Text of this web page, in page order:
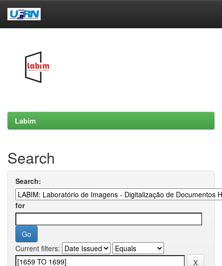
Labim
Search
Search:
for
Current filters: